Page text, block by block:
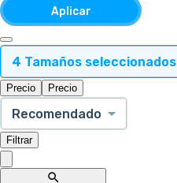
Aplicar
4 Tamaños seleccionados
Precio Precio
Recomendado
Filtrar